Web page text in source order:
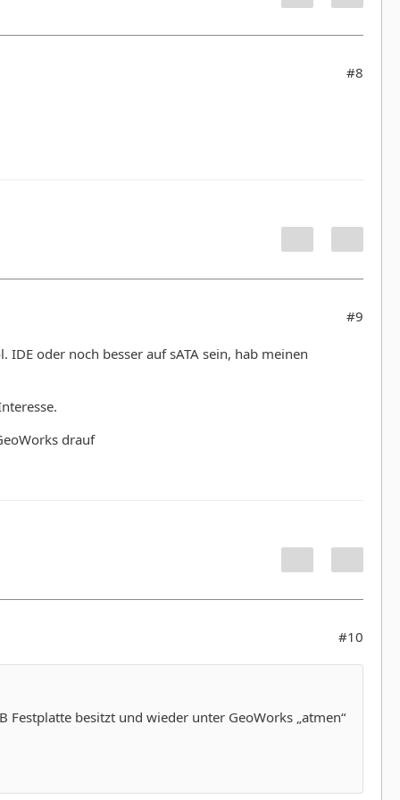
#8
#9
oder noch besser auf sATA sein, hab meinen
drauf
#10
Festplatte besitzt und wieder unter GeoWorks „atmen“